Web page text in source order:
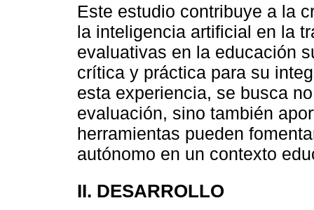
Este estudio contribuye a la
la inteligencia artificial en la
evaluativas en la educación
crítica y práctica para su
esta experiencia, se busca
evaluación, sino también
herramientas pueden
autónomo en un contexto
II. DESARROLLO